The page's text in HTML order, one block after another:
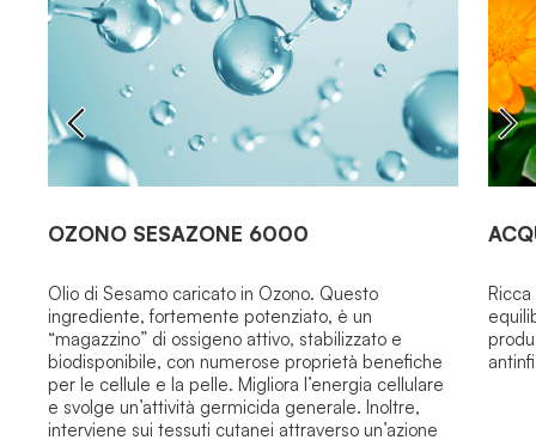
OZONO SESAZONE 6000
Olio di Sesamo caricato in Ozono. Questo
ingrediente, fortemente potenziato, è un
“magazzino” di ossigeno attivo, stabilizzato e
biodisponibile, con numerose proprietà benefiche
per le cellule e la pelle. Migliora l’energia cellulare
e svolge un’attività germicida generale. Inoltre,
interviene sui tessuti cutanei attraverso un’azione